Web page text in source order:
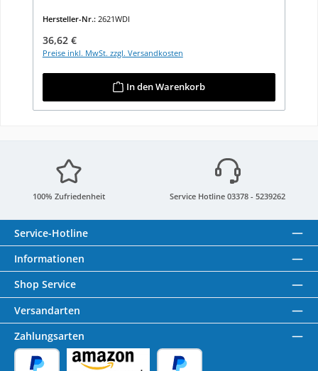
Hersteller-Nr.: 2621WDI
Regulärer Preis:
36,62 €
Preise inkl. MwSt. zzgl. Versandkosten
In den Warenkorb
100% Zufriedenheit Service Hotline 03378 - 5239262
Service-Hotline
Informationen
Shop Service
Versandarten
Zahlungsarten